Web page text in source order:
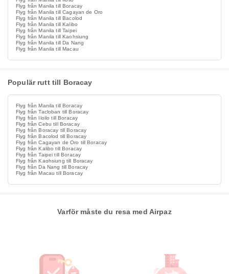
Flyg från Manila till Boracay
Flyg från Manila till Cagayan de Oro
Flyg från Manila till Bacolod
Flyg från Manila till Kalibo
Flyg från Manila till Taipei
Flyg från Manila till Kaohsiung
Flyg från Manila till Da Nang
Flyg från Manila till Macau
Populär rutt till Boracay
Flyg från Manila till Boracay
Flyg från Tacloban till Boracay
Flyg från Iloilo till Boracay
Flyg från Cebu till Boracay
Flyg från Boracay till Boracay
Flyg från Bacolod till Boracay
Flyg från Cagayan de Oro till Boracay
Flyg från Kalibo till Boracay
Flyg från Taipei till Boracay
Flyg från Kaohsiung till Boracay
Flyg från Da Nang till Boracay
Flyg från Macau till Boracay
Varför måste du resa med Airpaz